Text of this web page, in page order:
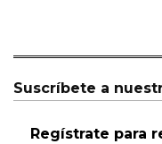
Suscríbete a
Regístrate para